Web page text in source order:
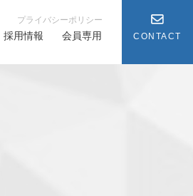
プライバシーポリシー
採用情報 会員専用 CONTACT